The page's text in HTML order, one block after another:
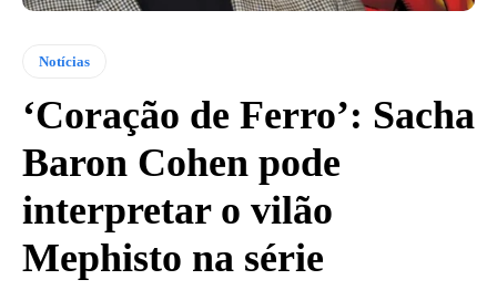
Notícias
‘Coração de Ferro’: Sacha
Baron Cohen pode
interpretar o vilão
Mephisto na série